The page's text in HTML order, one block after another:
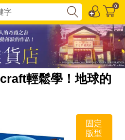
0
輕鬆學！地球的
固定
版型